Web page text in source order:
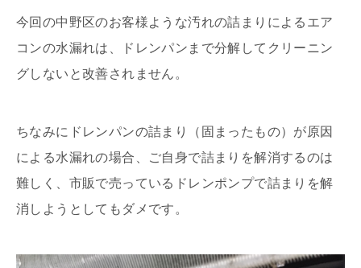
今回の中野区のお客様ような汚れの詰まりによるエア
コンの水漏れは、ドレンパンまで分解してクリーニン
グしないと改善されません。
ちなみにドレンパンの詰まり（固まったもの）が原因
による水漏れの場合、ご自身で詰まりを解消するのは
難しく、市販で売っているドレンポンプで詰まりを解
消しようとしてもダメです。